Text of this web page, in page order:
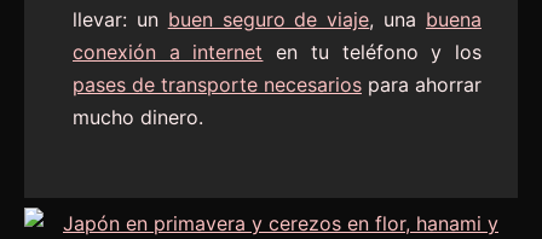
llevar: un buen seguro de viaje, una buena
conexión a internet
en tu teléfono y los
pases de transporte necesarios para ahorrar
mucho dinero.